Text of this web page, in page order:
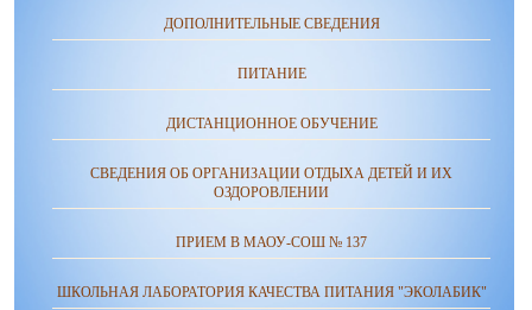
ДОПОЛНИТЕЛЬНЫЕ СВЕДЕНИЯ
ПИТАНИЕ
ДИСТАНЦИОННОЕ ОБУЧЕНИЕ
СВЕДЕНИЯ ОБ ОРГАНИЗАЦИИ ОТДЫХА ДЕТЕЙ И ИХ
ОЗДОРОВЛЕНИИ
ПРИЕМ В МАОУ-СОШ № 137
ШКОЛЬНАЯ ЛАБОРАТОРИЯ КАЧЕСТВА ПИТАНИЯ "ЭКОЛАБИК"